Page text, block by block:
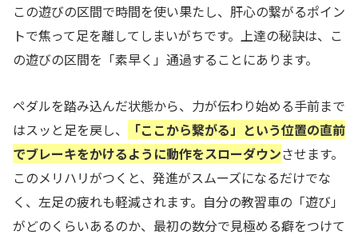
この遊びの区間で時間を使い果たし、肝心の繋がるポイン
トで焦って足を離してしまいがちです。上達の秘訣は、こ
の遊びの区間を「素早く」通過することにあります。
ペダルを踏み込んだ状態から、力が伝わり始める手前まで
はスッと足を戻し、
「ここから繋がる」という位置の直前
でブレーキをかけるように動作をスローダウンさせます。
このメリハリがつくと、発進がスムーズになるだけでな
く、左足の疲れも軽減されます。自分の教習車の「遊び」
がどのくらいあるのか、最初の数分で見極める癖をつけて